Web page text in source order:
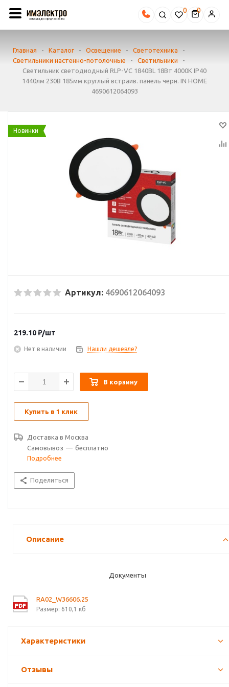
0
Главная - Каталог - Освещение - Светотехника
-
Светильники настенно-потолочные
- Светильники
-
Светильник светодиодный RLP-VC 1840BL 18Вт 4000К IP40
1440лм 230В 185мм круглый встраив. панель черн. IN HOME
4690612064093
Новинки
Артикул: 4690612064093
219.10₽/шт
Нет в наличии Нашли дешевле?
В корзину
Купить в 1 клик
Доставка в Москва
Самовывоз — бесплатно
Подробнее
Поделиться
Описание
Документы
RA02_W36606.25
Размер: 610,1 кб
Характеристики
Отзывы